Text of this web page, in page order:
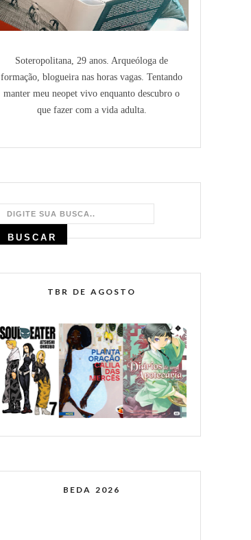
Soteropolitana, 29 anos. Arqueóloga de
formação, blogueira nas horas vagas. Tentando
manter meu neopet vivo enquanto descubro o
que fazer com a vida adulta.
TBR DE AGOSTO
BEDA 2026